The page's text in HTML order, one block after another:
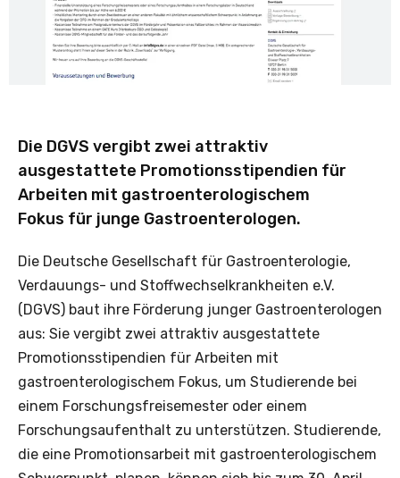
Die DGVS vergibt zwei attraktiv
ausgestattete Promotionsstipendien für
Arbeiten mit gastroenterologischem
Fokus für junge Gastroenterologen.
Die Deutsche Gesellschaft für Gastroenterologie,
Verdauungs- und Stoffwechselkrankheiten e.V.
(DGVS) baut ihre Förderung junger Gastroenterologen
aus: Sie vergibt zwei attraktiv ausgestattete
Promotionsstipendien für Arbeiten mit
gastroenterologischem Fokus, um Studierende bei
einem Forschungsfreisemester oder einem
Forschungsaufenthalt zu unterstützen. Studierende,
die eine Promotionsarbeit mit gastroenterologischem